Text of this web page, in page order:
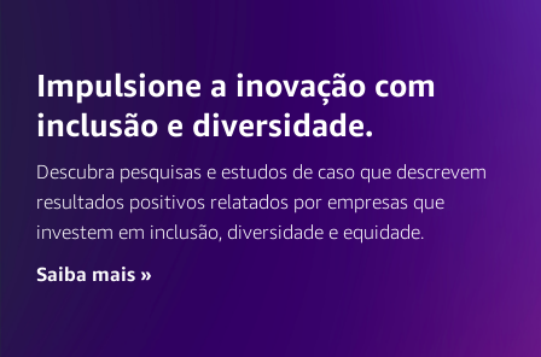
Impulsione a inovação com
inclusão e diversidade.
Descubra pesquisas e estudos de caso que descrevem
resultados positivos relatados por empresas que
investem em inclusão, diversidade e equidade.
Saiba mais »